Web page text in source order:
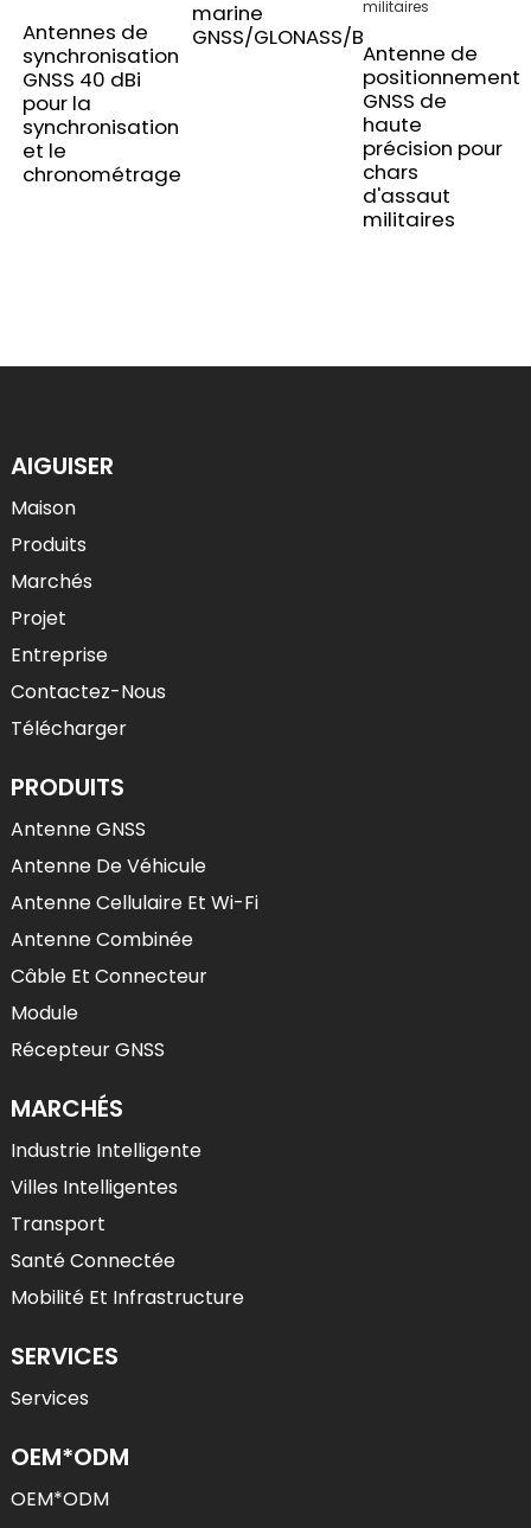
Antennes de
synchronisation
GNSS 40 dBi
pour la
synchronisation
et le
chronométrage
marine
GNSS/GLONASS/BD
Antenne de
positionnement
GNSS de
haute
précision pour
chars
d'assaut
militaires
AIGUISER
Maison
Produits
Marchés
Projet
Entreprise
Contactez-Nous
Télécharger
PRODUITS
Antenne GNSS
Antenne De Véhicule
Antenne Cellulaire Et Wi-Fi
Antenne Combinée
Câble Et Connecteur
Module
Récepteur GNSS
MARCHÉS
Industrie Intelligente
Villes Intelligentes
Transport
Santé Connectée
Mobilité Et Infrastructure
SERVICES
Services
OEM*ODM
OEM*ODM